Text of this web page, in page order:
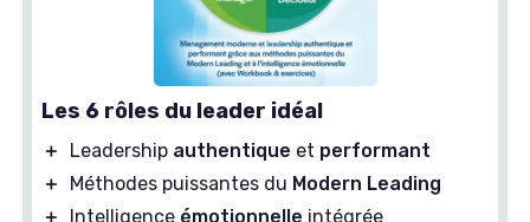
Les 6 rôles du leader idéal
＋ Leadership authentique et performant
＋
Méthodes puissantes du Modern Leading
＋
Intelligence émotionnelle intégrée